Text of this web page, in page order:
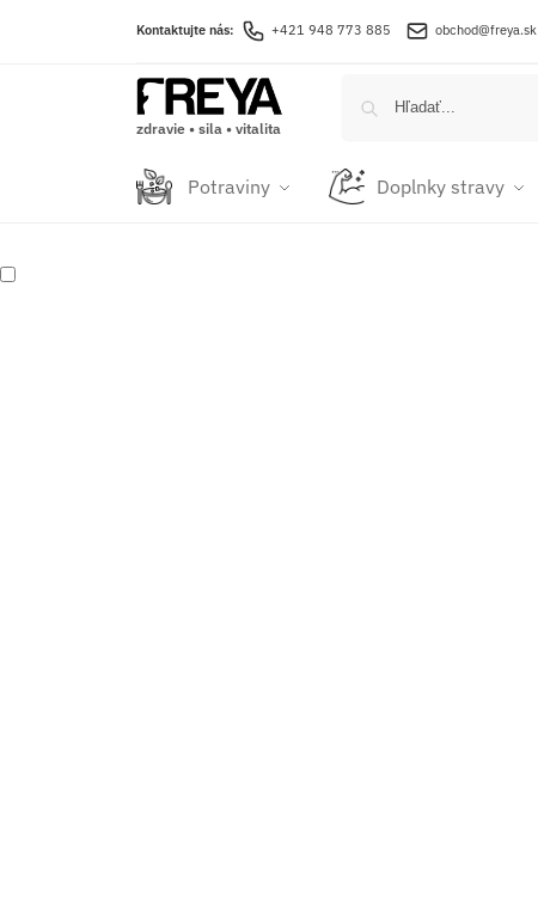
Kontaktujte nás: +421 948 773 885 obchod@freya.sk
zdravie • sila • vitalita
Potraviny Doplnky stravy